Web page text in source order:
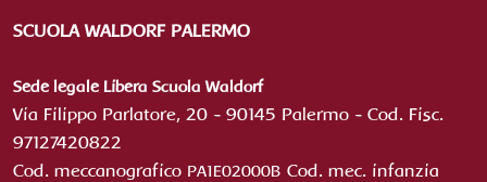
SCUOLA WALDORF PALERMO
Sede legale Libera Scuola Waldorf
Via Filippo Parlatore, 20 - 90145 Palermo - Cod. Fisc.
97127420822
Cod. meccanografico PA1E02000B Cod. mec. infanzia